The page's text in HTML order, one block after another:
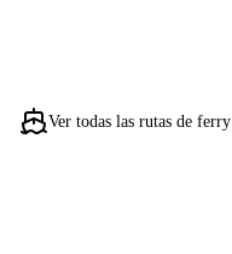
Ver todas las rutas de ferry